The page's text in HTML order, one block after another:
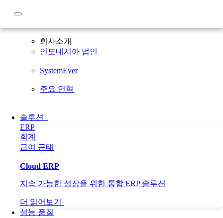
회사소개
인도네시아 법인
SystemEver
주요 연혁
솔루션
ERP
회계
급여 근태
Cloud ERP
지속 가능한 성장을 위한 통합 ERP 솔루션
더 읽어보기
성능 품질